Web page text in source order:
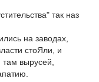
так наз
на заводах,
стоЯли, и
вырусей,